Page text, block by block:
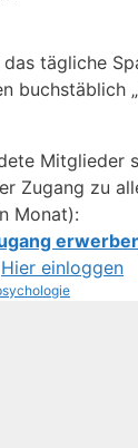
tägliche
Mitglieder
Zugang zu
Monat):
Hier einloggen